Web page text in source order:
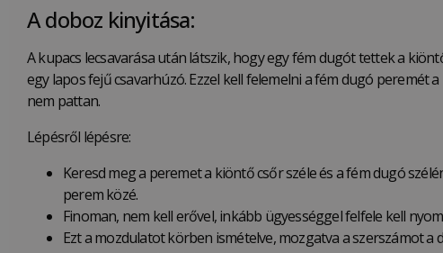
A doboz kinyitása:
A kupacs lecsavarása után látszik, hogy egy fém dugót tettek a
egy lapos fejű csavarhúzó. Ezzel kell felemelni a fém dugó
nem pattan.
Lépésről lépésre:
Keresd meg a peremet a kiöntő csőr széle és a fém dugó
perem közé.
Finoman, nem kell erővel, inkább ügyességgel felfele kell
Ezt a mozdulatot körben ismételve, mozgatva a szerszámot